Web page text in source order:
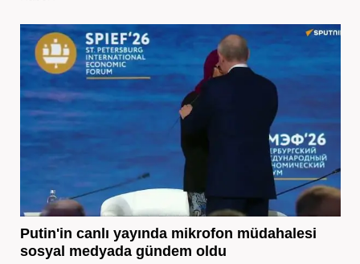
Putin'in canlı yayında mikrofon müdahalesi
sosyal medyada gündem oldu